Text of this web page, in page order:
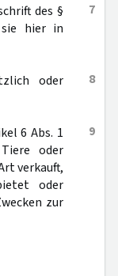
7
des §
hier in
8
oder
9
6 Abs. 1
oder
verkauft,
oder
zur